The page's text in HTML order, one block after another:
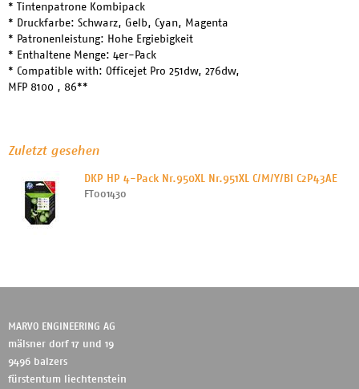
* Tintenpatrone Kombipack
* Druckfarbe: Schwarz, Gelb, Cyan, Magenta
* Patronenleistung: Hohe Ergiebigkeit
* Enthaltene Menge: 4er-Pack
* Compatible with: Officejet Pro 251dw, 276dw,
MFP 8100 , 86**
Zuletzt gesehen
DKP HP 4-Pack Nr.950XL Nr.951XL C/M/Y/Bl C2P43AE
FT001430
MARVO ENGINEERING AG
mälsner dorf 17 und 19
9496 balzers
fürstentum liechtenstein